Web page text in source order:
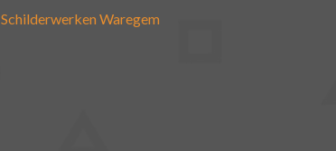
Schilderwerken Waregem